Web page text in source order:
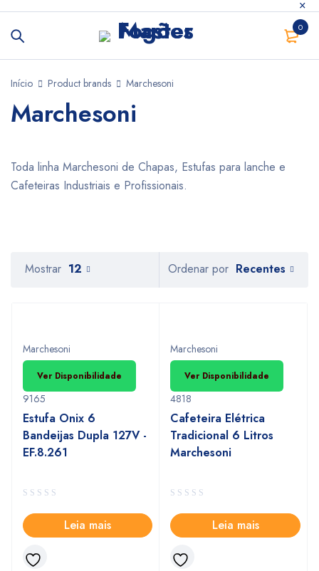
0
Início Product brands Marchesoni
Marchesoni
Toda linha Marchesoni de Chapas, Estufas para lanche e
Cafeteiras Industriais e Profissionais.
Ordenar por Recentes
Mostrar 12
Marchesoni
Ver Disponibilidade
9165
Estufa Onix 6
Bandeijas Dupla 127V -
EF.8.261
Leia mais
Marchesoni
Ver Disponibilidade
4818
Cafeteira Elétrica
Tradicional 6 Litros
Marchesoni
Leia mais